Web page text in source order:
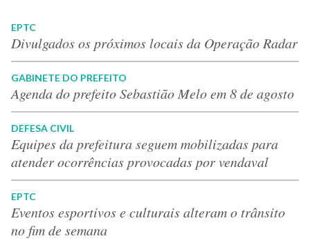
EPTC
Divulgados os próximos locais da Operação Radar
GABINETE DO PREFEITO
Agenda do prefeito Sebastião Melo em 8 de agosto
DEFESA CIVIL
Equipes da prefeitura seguem mobilizadas para
atender ocorrências provocadas por vendaval
EPTC
Eventos esportivos e culturais alteram o trânsito
no fim de semana